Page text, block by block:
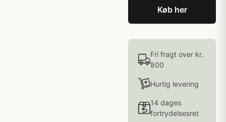
Køb her
Fri fragt over kr.
800
Hurtig levering
14 dages
fortrydelsesret